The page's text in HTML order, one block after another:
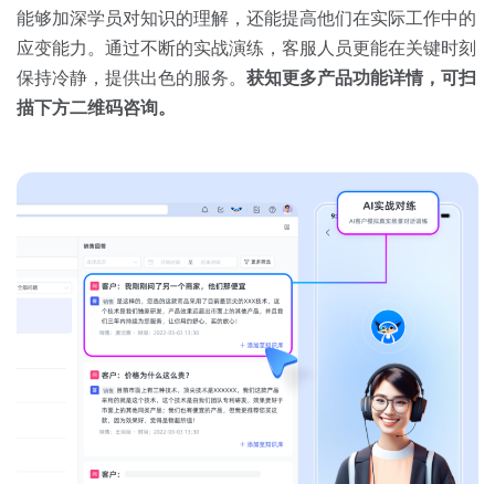
能够加深学员对知识的理解，还能提高他们在实际工作中的
应变能力。通过不断的实战演练，客服人员更能在关键时刻
保持冷静，提供出色的服务。 获知更多产品功能详情，可扫
描下方二维码咨询。